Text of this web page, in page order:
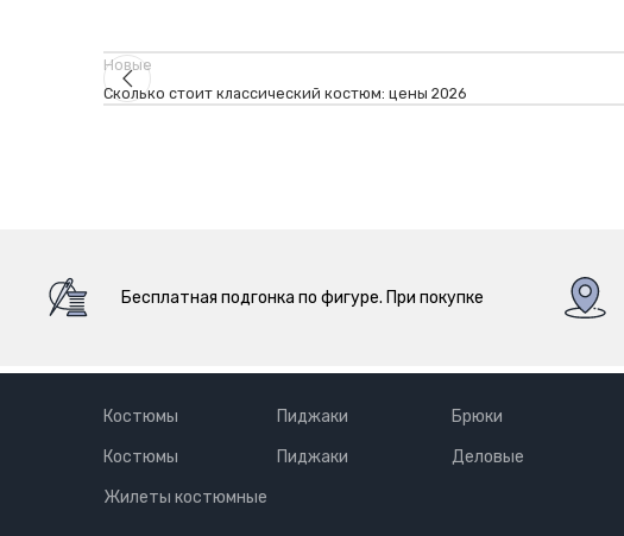
Новые
Сколько стоит классический костюм: цены 2026
Бесплатная подгонка по фигуре. При покупке
Костюмы
Костюмы
Жилеты костюмные
Пиджаки
Пиджаки
Брюки
Деловые